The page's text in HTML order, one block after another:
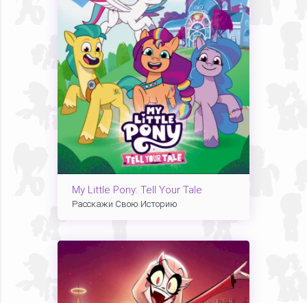
My Little Pony: Tell Your Tale
Расскажи Свою Историю